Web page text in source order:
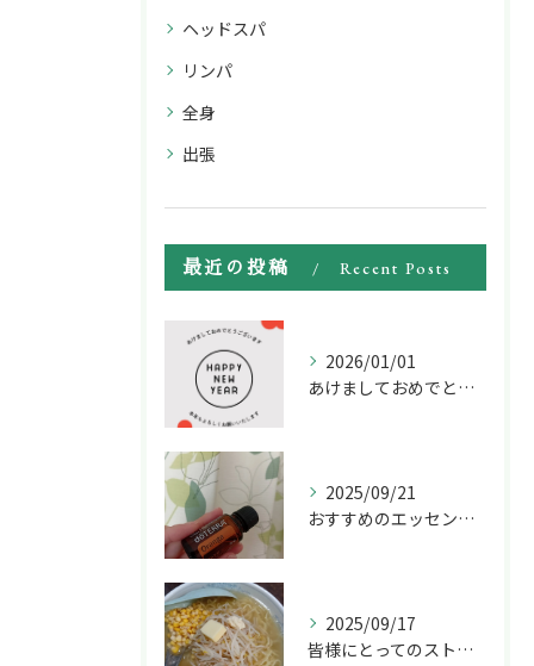
ヘッドスパ
リンパ
全身
出張
最近の投稿 Recent Posts
2026/01/01
あけましておめでとうございます🎍
2025/09/21
おすすめのエッセンシャルオイル🍊オレンジ
2025/09/17
皆様にとってのストレス発散は何ですか！？